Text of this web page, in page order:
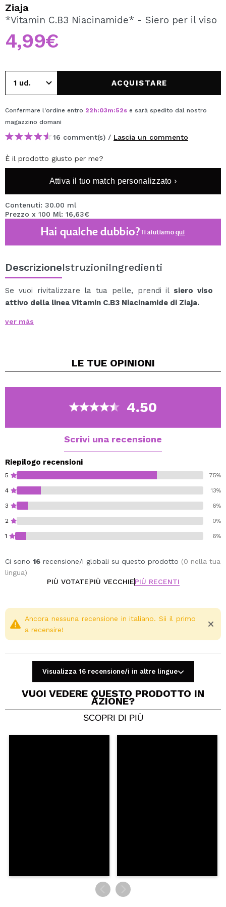
Creando un account su Maquibeauty.it potrai fare i tuoi
acquisti velocemente, controllare lo stato dei tuoi ordini e
consultare le tue operazioni precedenti.
CREARE UN ACCOUNT
Ziaja
*Vitamin C.B3 Niacinamide* - Siero per il viso
4,99€
ACQUISTARE
Confermare l'ordine entro 22h:03m:52s e sarà spedito dal nostro
magazzino domani
16 comment(s) / Lascia un commento
È il prodotto giusto per me?
Attiva il tuo match personalizzato ›
Contenuti: 30.00 ml
Prezzo x 100 Ml: 16,63€
Hai qualche dubbio?Ti aiutiamoqui
DescrizioneIstruzioniIngredienti
Se vuoi rivitalizzare la tua pelle, prendi il siero viso
attivo della linea Vitamin C.B3 Niacinamide di Ziaja.
peptidico levigante di derivazione naturale.
Migliora l'elasticità della pelle e proteggila
Schiarire l'epidermide e uniformare il tono della
piacevole e comodo da usare.
naturale.
Vegan.
ver más
LE TUE OPINIONI
4.50
Scrivi una recensione
Riepilogo recensioni
5 75%
4 13%
3 6%
2 0%
1 6%
Ci sono 16 recensione/i globali su questo prodotto (0 nella tua
lingua)
PIÙ VOTATEPIÙ VECCHIEPIÙ RECENTI
Condividi un video o una foto
Il tuo video potrebbe essere il primo. Immaginalo...
Ancora nessuna recensione in italiano. Sii il primo
a recensire!
Visualizza 16 recensione/i in altre lingue
VUOI VEDERE QUESTO PRODOTTO IN
AZIONE?
SCOPRI DI PIÙ